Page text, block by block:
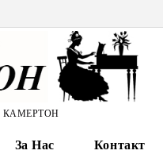
КАМЕРТОН
За Нас Контакт